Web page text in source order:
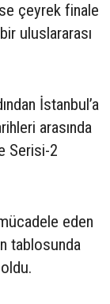
çeyrek finale
uluslararası
İstanbul’a
arasında
Serisi-2
eden
tablosunda